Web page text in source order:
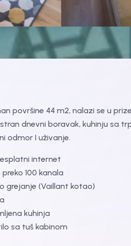
površine 44 m2, nalazi se u
dnevni boravak, kuhinju sa
odmor I uživanje.
internet
100 kanala
grejanje (Vaillant kotao)
kuhinja
sa tuš kabinom